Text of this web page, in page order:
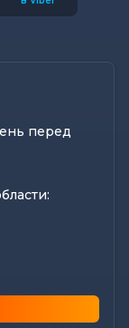
перед
Полный